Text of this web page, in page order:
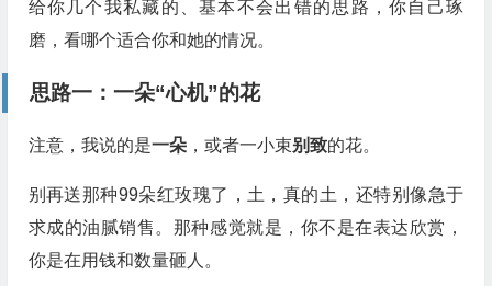
给你几个我私藏的、基本不会出错的思路，你自己琢
磨，看哪个适合你和她的情况。
思路一：一朵“心机”的花
注意，我说的是一朵，或者一小束别致的花。
别再送那种99朵红玫瑰了，土，真的土，还特别像急于
求成的油腻销售。那种感觉就是，你不是在表达欣赏，
你是在用钱和数量砸人。